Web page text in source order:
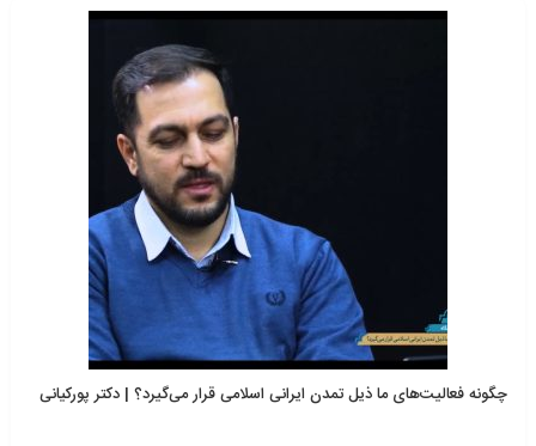
چگونه فعالیت‌های ما ذیل تمدن ایرانی اسلامی قرار می‌گیرد؟ | دکتر پورکیانی